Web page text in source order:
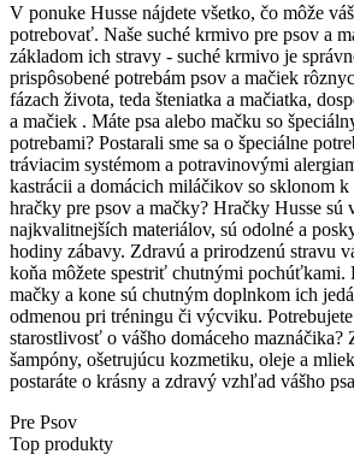
V ponuke Husse nájdete všetko, čo môže
potrebovať. Naše suché krmivo pre psov a
základom ich stravy - suché krmivo je
prispôsobené potrebám psov a mačiek
fázach života, teda šteniatka a mačiatka,
a mačiek . Máte psa alebo mačku so
potrebami? Postarali sme sa o špeciálne
tráviacim systémom a potravinovými
kastrácii a domácich miláčikov so sklonom
hračky pre psov a mačky? Hračky Husse sú
najkvalitnejších materiálov, sú odolné a
hodiny zábavy. Zdravú a prirodzenú stravu
koňa môžete spestriť chutnými pochúťkami.
mačky a kone sú chutným doplnkom ich
odmenou pri tréningu či výcviku.
starostlivosť o vášho domáceho maznáčika?
šampóny, ošetrujúcu kozmetiku, oleje a
postaráte o krásny a zdravý vzhľad vášho
Pre Psov
Top produkty